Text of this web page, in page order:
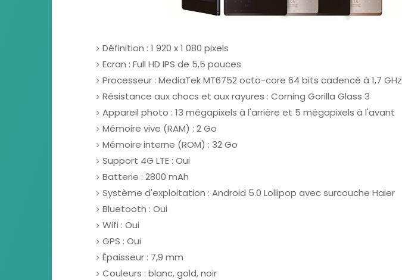
Définition : 1 920 x 1 080 pixels
Ecran : Full HD IPS de 5,5 pouces
Processeur : MediaTek MT6752 octo-core 64 bits cadencé à 1,7 GHz
Résistance aux chocs et aux rayures : Corning Gorilla Glass 3
Appareil photo : 13 mégapixels à l'arrière et 5 mégapixels à l'avant
Mémoire vive (RAM) : 2 Go
Mémoire interne (ROM) : 32 Go
Support 4G LTE : Oui
Batterie : 2800 mAh
Système d'exploitation : Android 5.0 Lollipop avec surcouche Haier
Bluetooth : Oui
Wifi : Oui
GPS : Oui
Épaisseur : 7,9 mm
Couleurs : blanc, gold, noir